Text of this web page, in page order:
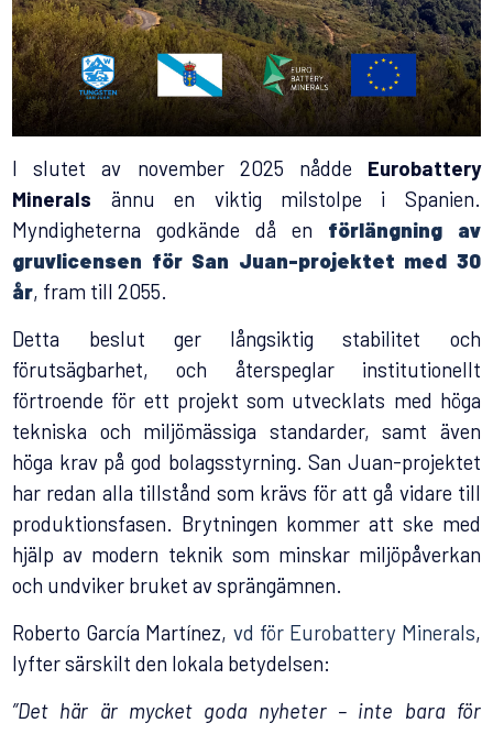
I slutet av november 2025 nådde Eurobattery
Minerals ännu en viktig milstolpe i Spanien.
Myndigheterna godkände då en förlängning av
gruvlicensen för San Juan-projektet med 30
år, fram till 2055.
Detta beslut ger långsiktig stabilitet och
förutsägbarhet, och återspeglar institutionellt
förtroende för ett projekt som utvecklats med höga
tekniska och miljömässiga standarder, samt även
höga krav på god bolagsstyrning. San Juan-projektet
har redan alla tillstånd som krävs för att gå vidare till
produktionsfasen. Brytningen kommer att ske med
hjälp av modern teknik som minskar miljöpåverkan
och undviker bruket av sprängämnen.
Roberto García Martínez, vd för Eurobattery Minerals,
lyfter särskilt den lokala betydelsen:
”Det här är mycket goda nyheter – inte bara för